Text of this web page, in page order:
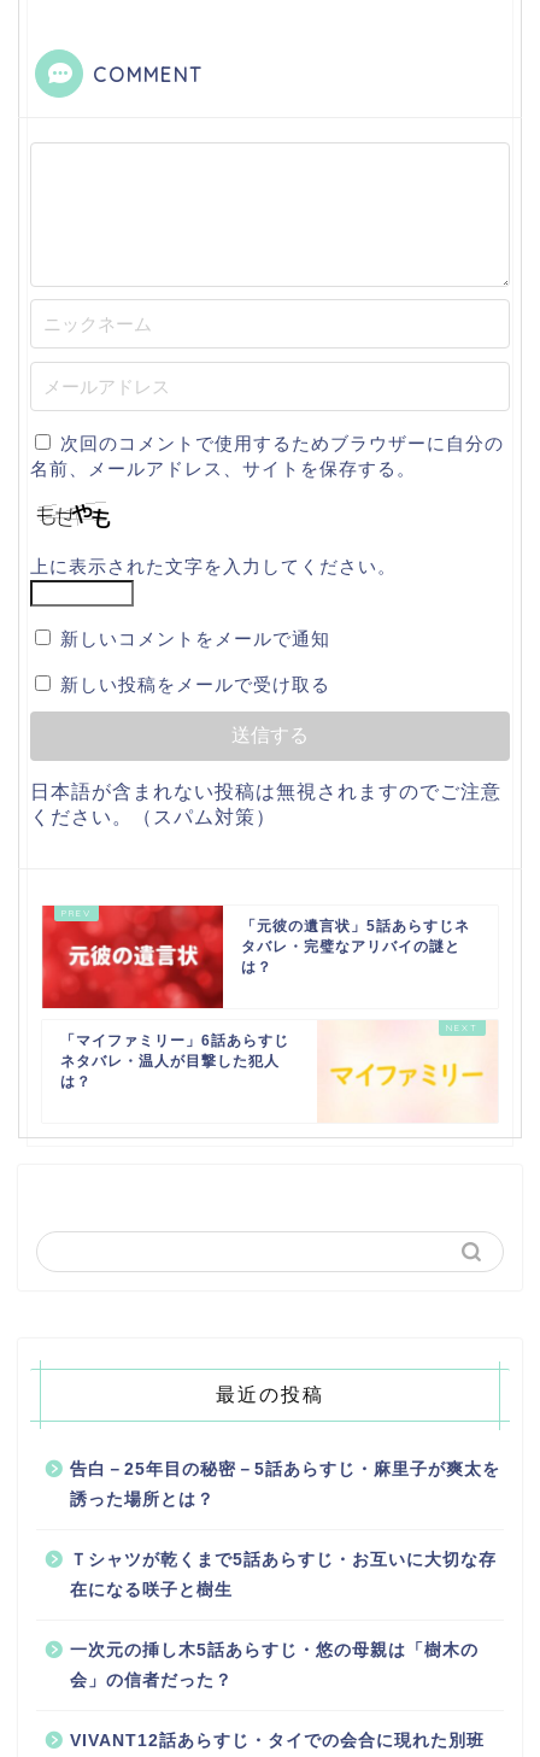
COMMENT
次回のコメントで使用するためブラウザーに自分の
名前、メールアドレス、サイトを保存する。
上に表示された文字を入力してください。
新しいコメントをメールで通知
新しい投稿をメールで受け取る
日本語が含まれない投稿は無視されますのでご注意
ください。（スパム対策）
「元彼の遺言状」5話あらすじネ
タバレ・完璧なアリバイの謎と
は？
「マイファミリー」6話あらすじ
ネタバレ・温人が目撃した犯人
は？
最近の投稿
告白－25年目の秘密－5話あらすじ・麻里子が爽太を
誘った場所とは？
Ｔシャツが乾くまで5話あらすじ・お互いに大切な存
在になる咲子と樹生
一次元の挿し木5話あらすじ・悠の母親は「樹木の
会」の信者だった？
VIVANT12話あらすじ・タイでの会合に現れた別班